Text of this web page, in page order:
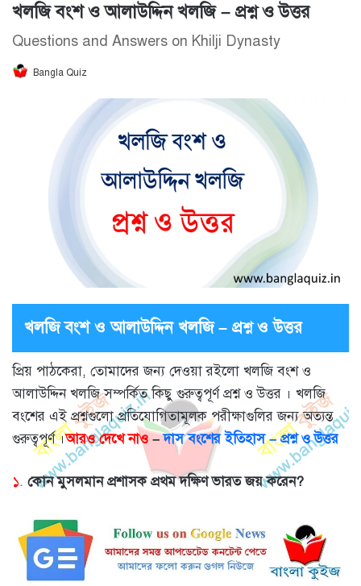
খলজি বংশ ও আলাউদ্দিন খলজি – প্রশ্ন ও উত্তর
Questions and Answers on Khilji Dynasty
Bangla Quiz
খলজি বংশ ও আলাউদ্দিন খলজি – প্রশ্ন ও উত্তর
প্রিয় পাঠকেরা, তোমাদের জন্য দেওয়া রইলো খলজি বংশ ও
আলাউদ্দিন খলজি সম্পর্কিত কিছু গুরুত্বপূর্ণ প্রশ্ন ও উত্তর । খলজি
বংশের এই প্রশ্নগুলো প্রতিযোগিতামূলক পরীক্ষাগুলির জন্য অত্যন্ত
গুরুত্বপূর্ণ ।আরও দেখে নাও –দাস বংশের ইতিহাস – প্রশ্ন ও উত্তর
১. কোন মুসলমান প্রশাসক প্রথম দক্ষিণ ভারত জয় করেন?